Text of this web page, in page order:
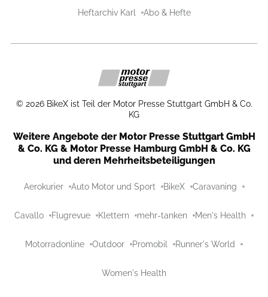
Heftarchiv Karl Abo & Hefte
© 2026 BikeX ist Teil der Motor Presse Stuttgart GmbH & Co.
KG
Weitere Angebote der Motor Presse Stuttgart GmbH
& Co. KG & Motor Presse Hamburg GmbH & Co. KG
und deren Mehrheitsbeteiligungen
Aerokurier Auto Motor und Sport BikeX Caravaning
Cavallo Flugrevue Klettern mehr-tanken Men's Health
Motorradonline Outdoor Promobil Runner's World
Women's Health